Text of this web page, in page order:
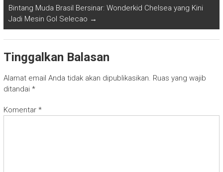
Bintang Muda Brasil Bersinar: Wonderkid Chelsea yang Kini
Jadi Mesin Gol Selecao →
Tinggalkan Balasan
Alamat email Anda tidak akan dipublikasikan. Ruas yang wajib
ditandai *
Komentar *